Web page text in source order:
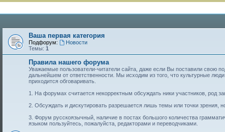
Ваша первая категория
Подфорум:
Новости
Темы: 1
Правила нашего форума
Уважаемые пользователи-читатели сайта, даже если Вы поставили свою
дальнейшем от ответственности. Мы исходим из того, что культурные
приходится обговаривать.
1. На форумах считается некорректным обсуждать ники участников, род
2. Обсуждать и дискутировать разрешается лишь темы или точки зрения,
3. Форум русскоязычный, наличие в постах большого количества
языком пользуйтесь, пожалуйста, редакторами и переводчиками.